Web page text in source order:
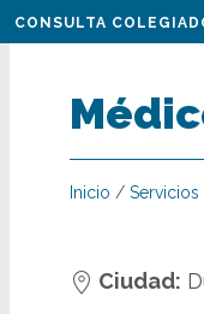
CONSULTA
Inicio / Servicios
Ciudad: